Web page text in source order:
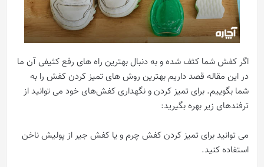
اگر کفش شما کثف شده و به دنبال بهترین راه های رفع کثیفی آن ما
در این مقاله قصد داریم بهترین روش های تمیز کردن کفش را به
شما بگوییم. برای تمیز کردن و نگهداری کفش‌های خود می توانید از
ترفندهای زیر بهره بگیرید:
می توانید برای تمیز کردن کفش چرم و یا کفش جیر از پولیش ناخن
استفاده کنید.